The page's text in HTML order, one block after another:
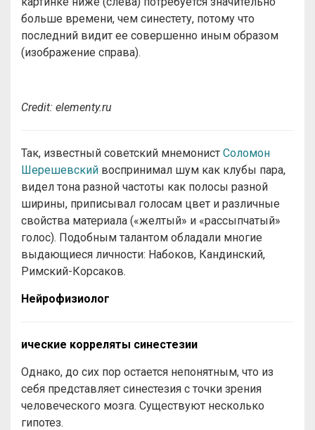
больше времени, чем синестету, потому что
последний видит ее совершенно иным образом
(изображение справа).
Сredit: elementy.ru
Так, известный советский мнемонист Соломон
Шерешевский воспринимал шум как клубы пара,
видел тона разной частоты как полосы разной
ширины, приписывал голосам цвет и различные
свойства материала («желтый» и «рассыпчатый»
голос). Подобным талантом обладали многие
выдающиеся личности: Набоков, Кандинский,
Римский-Корсаков.
Нейрофизиолог
ические корреляты синестезии
Однако, до сих пор остается непонятным, что из
себя представляет синестезия с точки зрения
человеческого мозга. Существуют несколько
гипотез.